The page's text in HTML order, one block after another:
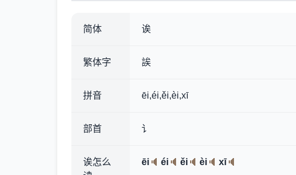
简体 诶
繁体字 誒
拼音 ēi,éi,ěi,èi,xī
部首 讠
诶怎么
ēi éi ěi èi xī